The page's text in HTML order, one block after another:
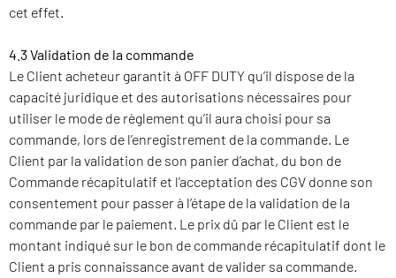
cet effet.
4.3 Validation de la commande
Le Client acheteur garantit à OFF DUTY qu’il dispose de la
capacité juridique et des autorisations nécessaires pour
utiliser le mode de règlement qu’il aura choisi pour sa
commande, lors de l’enregistrement de la commande. Le
Client par la validation de son panier d’achat, du bon de
Commande récapitulatif et l’acceptation des CGV donne son
consentement pour passer à l’étape de la validation de la
commande par le paiement. Le prix dû par le Client est le
montant indiqué sur le bon de commande récapitulatif dont le
Client a pris connaissance avant de valider sa commande.